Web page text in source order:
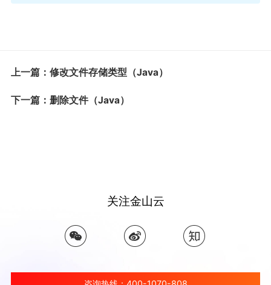
上一篇：修改文件存储类型（Java）
下一篇：删除文件（Java）
关注金山云